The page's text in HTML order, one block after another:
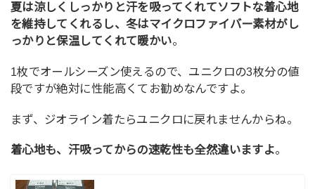
夏は涼しくしっかりと汗を吸ってくれてソフトな着心地
を維持してくれるし、冬はマイクロファイバー素材がし
っかりと保温してくれて暖かい。
1枚でオールシーズン使えるので、ユニクロの3枚分の値
段ですが絶対に性能高くてお勧めなんですよ。
まず、ジオライン着たらユニクロに戻れませんからね。
着心地も、汗吸ってからの速乾性も全然違いますよ。